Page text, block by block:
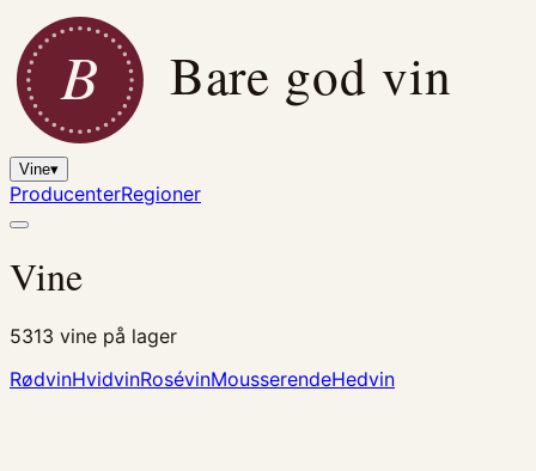
B Bare god vin
Vine▾
ProducenterRegioner
Vine
5313 vine på lager
RødvinHvidvinRosévinMousserendeHedvin